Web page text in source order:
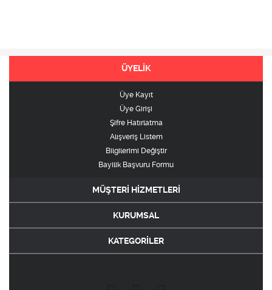
ÜYELİK
Üye Kayıt
Üye Girişi
Şifre Hatırlatma
Alışveriş Listem
Bilgilerimi Değiştir
Bayilik Başvuru Formu
MÜŞTERİ HİZMETLERİ
KURUMSAL
KATEGORİLER